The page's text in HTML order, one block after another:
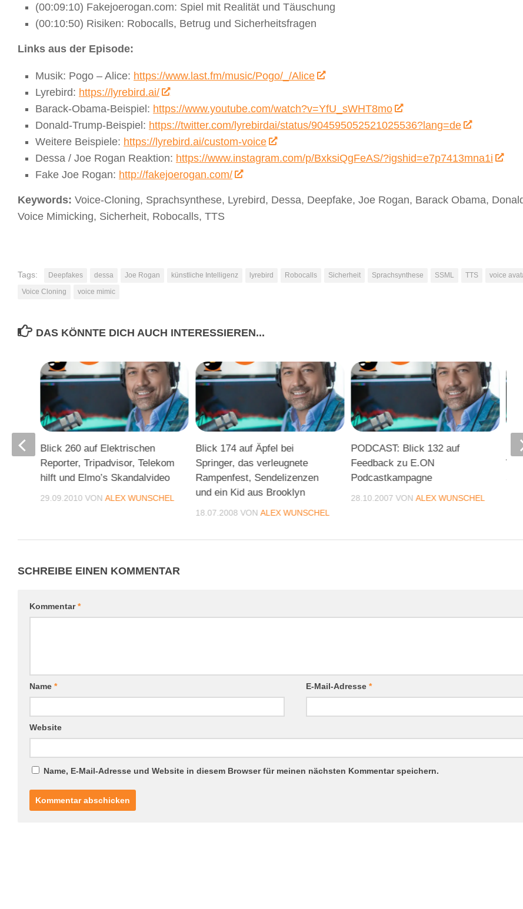
(00:09:10) Fakejoerogan.com: Spiel mit Realität und Täuschung
(00:10:50) Risiken: Robocalls, Betrug und Sicherheitsfragen
Links aus der Episode:
Musik: Pogo – Alice: https://www.last.fm/music/Pogo/_/Alice
Lyrebird: https://lyrebird.ai/
Barack-Obama-Beispiel: https://www.youtube.com/watch?v=YfU_sWHT8mo
Donald-Trump-Beispiel: https://twitter.com/lyrebirdai/status/904595052521025536?lang=de
Weitere Beispiele: https://lyrebird.ai/custom-voice
Dessa / Joe Rogan Reaktion: https://www.instagram.com/p/BxksiQgFeAS/?igshid=e7p7413mna1i
Fake Joe Rogan: http://fakejoerogan.com/
Keywords: Voice-Cloning, Sprachsynthese, Lyrebird, Dessa, Deepfake, Joe Rogan, Barack Obama,
Voice Mimicking, Sicherheit, Robocalls, TTS
Tags: Deepfakes dessa Joe Rogan künstliche Intelligenz lyrebird Robocalls Sicherheit Sprachsynthese SSML TTS
voice
Voice Cloning
voice mimic
DAS KÖNNTE DICH AUCH INTERESSIEREN...
Blick 174 auf Äpfel bei
Springer, das verleugnete
Rampenfest, Sendelizenzen
und ein Kid aus Brooklyn
18.07.2008 VONALEX WUNSCHEL
PODCAST: Blick 132 auf
Feedback zu E.ON
Podcastkampagne
28.10.2007 VONALEX WUNSCHEL
Blick 260 auf Elektrischen
Reporter, Tripadvisor, Telekom
hilft und Elmo’s Skandalvideo
29.09.2010 VONALEX WUNSCHEL
SCHREIBE EINEN KOMMENTAR
Kommentar*
Name * E-Mail-Adresse*
Website
Name, E-Mail-Adresse und Website in diesem Browser für meinen nächsten Kommentar speichern.